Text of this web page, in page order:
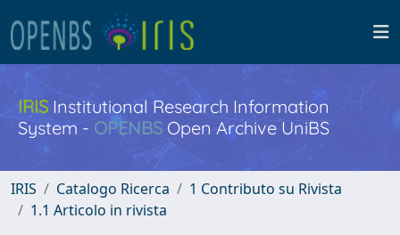
IRISInstitutional Research Information
System - OPENBS Open Archive UniBS
IRIS Catalogo Ricerca
1 Contributo su Rivista
1.1 Articolo in rivista